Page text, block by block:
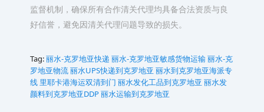
监督机制，确保所有合作清关代理均具备合法资质与良
好信誉，避免因清关代理问题导致的损失。
Tag:丽水-克罗地亚快递 丽水-克罗地亚敏感货物运输丽水-克
罗地亚物流丽水UPS快递到克罗地亚 丽水到克罗地亚海派专
线 里耶卡港海运双清到门 丽水发化工品到克罗地亚 丽水发
颜料到克罗地亚DDP丽水运输到克罗地亚